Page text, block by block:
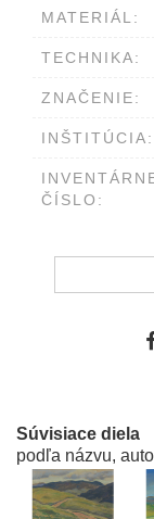
MATERIÁL:
TECHNIKA:
ZNAČENIE:
INŠTITÚCIA:
ČÍSLO:
Súvisiace diela
podľa názvu,